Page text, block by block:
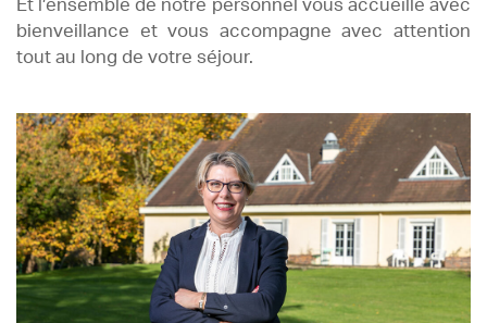
Et l’ensemble de notre personnel vous accueille avec
bienveillance et vous accompagne avec attention
tout au long de votre séjour.